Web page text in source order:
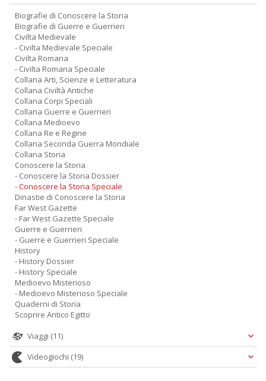
Biografie di Conoscere la Storia
Biografie di Guerre e Guerrieri
Civilta Medievale
- Civilta Medievale Speciale
Civilta Romana
- Civilta Romana Speciale
Collana Arti, Scienze e Letteratura
Collana Civiltà Antiche
Collana Corpi Speciali
Collana Guerre e Guerrieri
Collana Medioevo
Collana Re e Regine
Collana Seconda Guerra Mondiale
Collana Storia
Conoscere la Storia
- Conoscere la Storia Dossier
- Conoscere la Storia Speciale
Dinastie di Conoscere la Storia
Far West Gazette
- Far West Gazette Speciale
Guerre e Guerrieri
- Guerre e Guerrieri Speciale
History
- History Dossier
- History Speciale
Medioevo Misterioso
- Medioevo Misterioso Speciale
Quaderni di Storia
Scoprire Antico Egitto
Viaggi (11)
Videogiochi (19)